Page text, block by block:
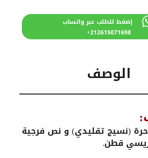
إضغط للطلب عبر واتساب
212615071698+
الوصف
(نسيج تقليدي) و نص فرجية
قطن.